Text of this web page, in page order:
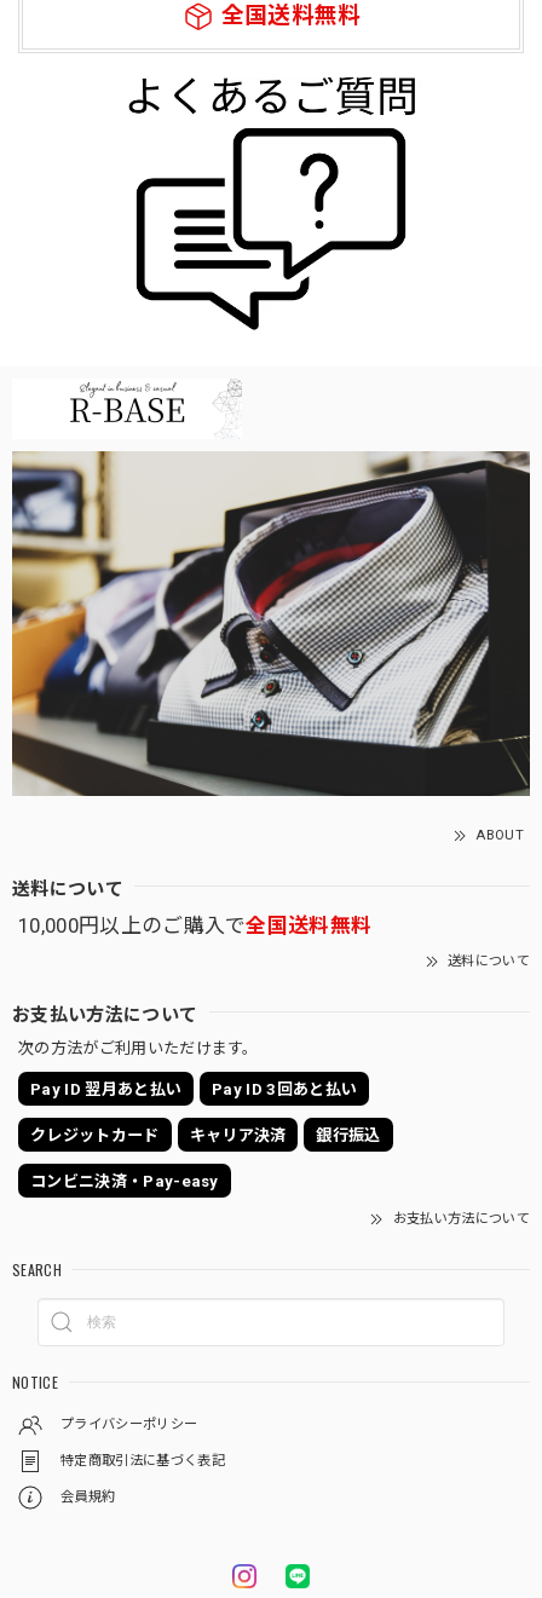
全国送料無料
ABOUT
送料について
10,000円以上のご購入で全国送料無料
送料について
お支払い方法について
次の方法がご利用いただけます。
Pay ID 翌月あと払い Pay ID 3回あと払い
クレジットカード キャリア決済 銀行振込
コンビニ決済・Pay-easy
お支払い方法について
SEARCH
NOTICE
プライバシーポリシー
特定商取引法に基づく表記
会員規約